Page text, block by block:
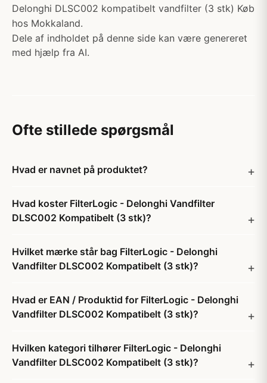
Delonghi DLSC002 kompatibelt vandfilter (3 stk) Køb
hos Mokkaland.
Dele af indholdet på denne side kan være genereret
med hjælp fra AI.
Ofte stillede spørgsmål
Hvad er navnet på produktet?
Hvad koster FilterLogic - Delonghi Vandfilter
DLSC002 Kompatibelt (3 stk)?
Hvilket mærke står bag FilterLogic - Delonghi
Vandfilter DLSC002 Kompatibelt (3 stk)?
Hvad er EAN / Produktid for FilterLogic - Delonghi
Vandfilter DLSC002 Kompatibelt (3 stk)?
Hvilken kategori tilhører FilterLogic - Delonghi
Vandfilter DLSC002 Kompatibelt (3 stk)?